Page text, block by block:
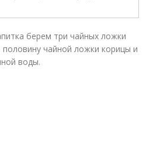
берем три чайных ложки
чайной ложки корицы и
воды.